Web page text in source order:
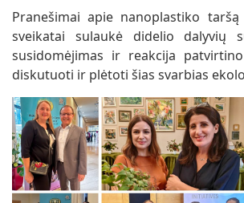
Pranešimai apie nanoplastiko
sveikatai sulaukė didelio dalyvių
susidomėjimas ir reakcija
diskutuoti ir plėtoti šias svarbias